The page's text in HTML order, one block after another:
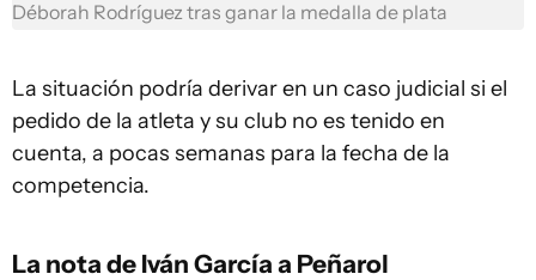
Déborah Rodríguez tras ganar la medalla de plata
La situación podría derivar en un caso judicial si el
pedido de la atleta y su club no es tenido en
cuenta, a pocas semanas para la fecha de la
competencia.
La nota de Iván García a Peñarol